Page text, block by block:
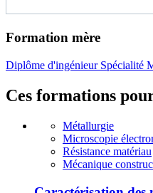
Formation mère
Diplôme d'ingénieur Spécialité
Ces formations
Métallurgie
Microscopie
Résistance matériau
Mécanique